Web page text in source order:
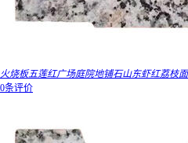
火烧板五莲红广场庭院地铺石山东虾红荔枝
0条评价